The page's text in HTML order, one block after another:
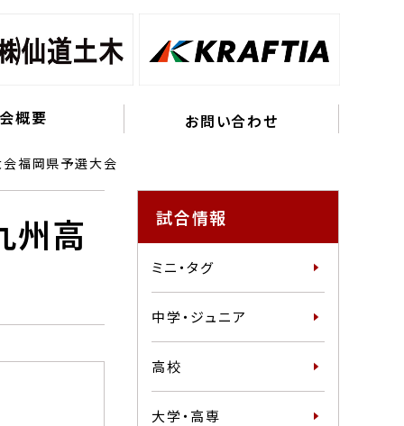
概要 お問い合わせ
福岡県予選大会
州高 試合情報
ミニ・タグ
中学・ジュニア
高校
大学・高専